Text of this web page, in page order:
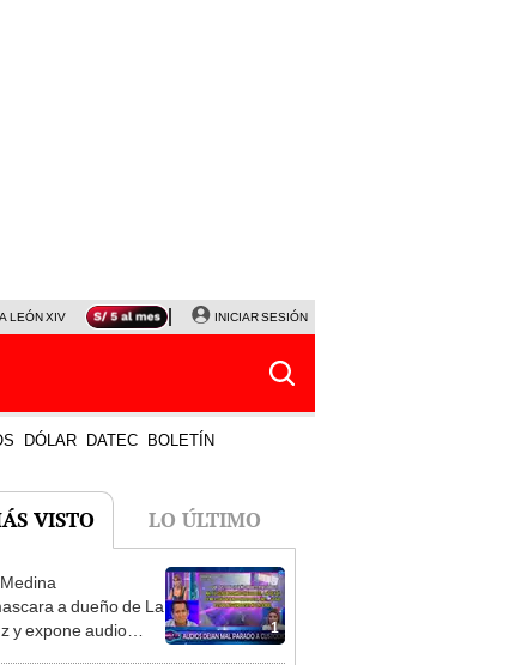
LEÓN XIV NALDY SALDAÑA LA BELLA LUZ
INICIAR SESIÓN
DÓLAR DATEC BOLETÍN
VISTO LO ÚLTIMO
1
a dueño de La
y expone audio